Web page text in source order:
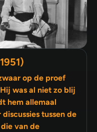
op de proef
was al niet zo blij
tussen de